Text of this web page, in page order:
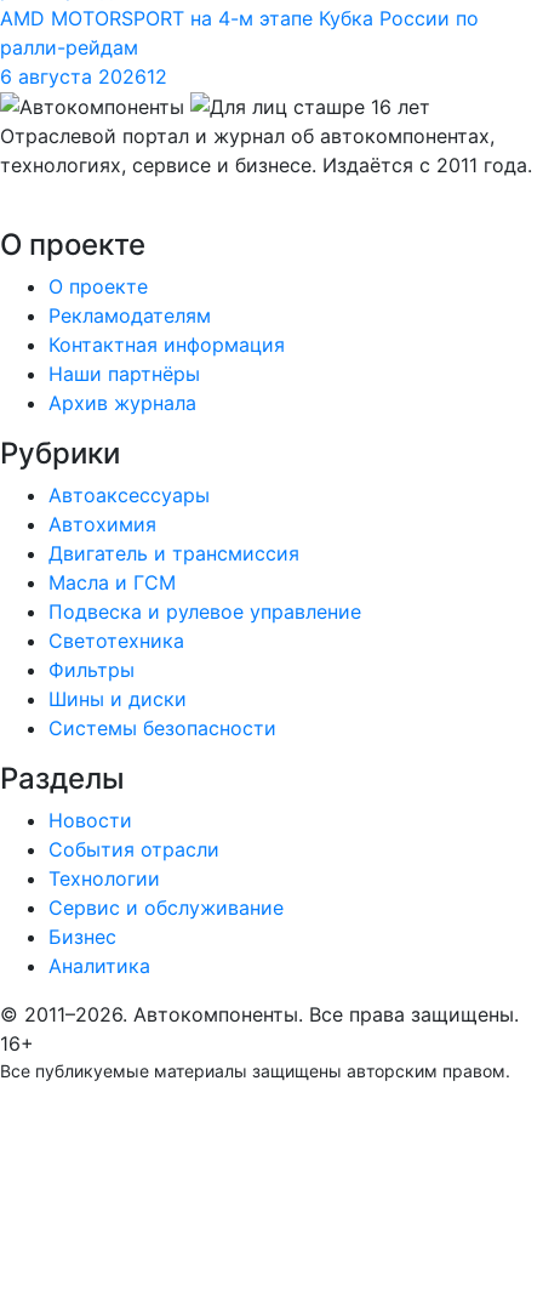
AMD MOTORSPORT на 4-м этапе Кубка России по
ралли-рейдам
6 августа 202612
Отраслевой портал и журнал об автокомпонентах,
технологиях, сервисе и бизнесе. Издаётся с 2011 года.
О проекте
О проекте
Рекламодателям
Контактная информация
Наши партнёры
Архив журнала
Рубрики
Автоаксессуары
Автохимия
Двигатель и трансмиссия
Масла и ГСМ
Подвеска и рулевое управление
Светотехника
Фильтры
Шины и диски
Системы безопасности
Разделы
Новости
События отрасли
Технологии
Сервис и обслуживание
Бизнес
Аналитика
© 2011–2026. Автокомпоненты. Все права защищены.
16+
Все публикуемые материалы защищены авторским правом.